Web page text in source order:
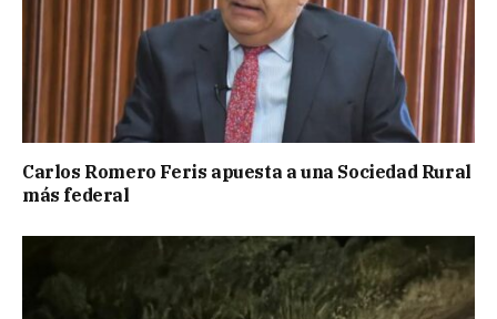
Carlos Romero Feris apuesta a una Sociedad Rural
más federal